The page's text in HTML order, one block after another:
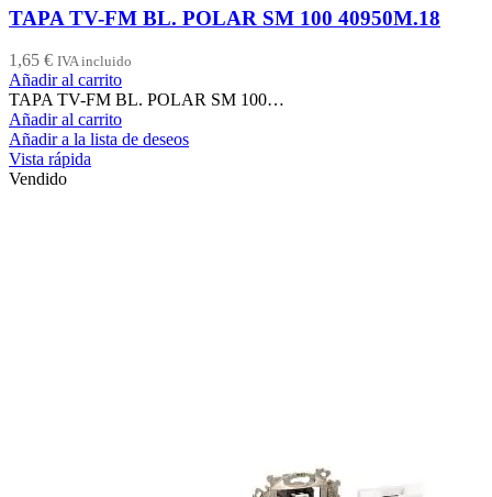
TAPA TV-FM BL. POLAR SM 100 40950M.18
1,65 € IVA incluido
Añadir al carrito
TAPA TV-FM BL. POLAR SM 100…
Añadir al carrito
Añadir a la lista de deseos
Vista rápida
Vendido